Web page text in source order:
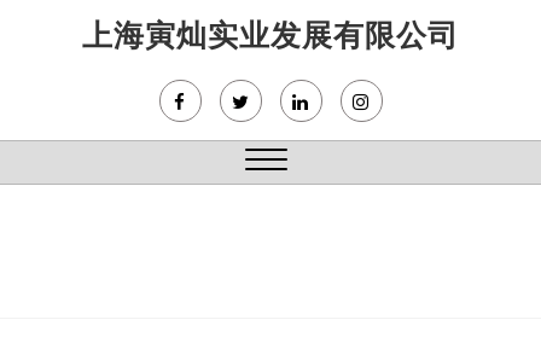
上海寅灿实业发展有限公司
Close